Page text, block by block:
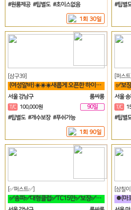
#원룸제공 #팁별도 #초이스없음
1회 30일
#팁별
[삼구39]
(여성알바) ☀️☀️☀️새롭게 오픈한 하이퍼블릭 샤이니 입니다!!!☀️☀️☀️
서울 강남구
룸싸롱
T/C 100,000원
90일
#팁별도 #개수보장 #푸쉬가능
1회 90일
[퍼스
서울
T/C
#팁별
[✅퍼스트✅]
✅송파✅대형클럽✅TC15만✅보장✅최소5개✅송파✅방이✅잠실✅석촌✅강남✅역삼
[삼칠